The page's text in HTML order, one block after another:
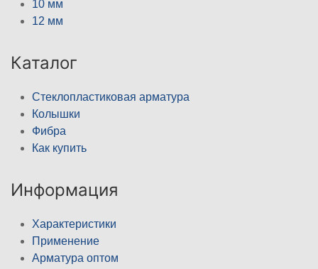
10 мм
12 мм
Каталог
Стеклопластиковая арматура
Колышки
Фибра
Как купить
Информация
Характеристики
Применение
Арматура оптом